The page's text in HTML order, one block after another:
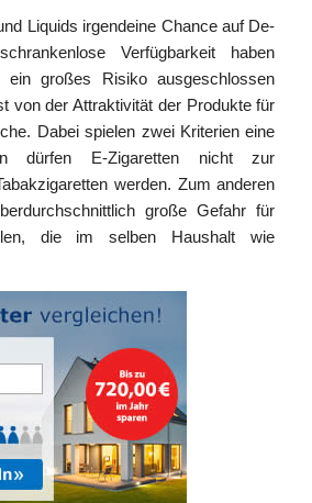
Liquids irgendeine Chance auf De-
Verfügbarkeit haben
großes Risiko ausgeschlossen
von der Attraktivität der Produkte für
Dabei spielen zwei Kriterien eine
dürfen E-Zigaretten nicht zur
werden. Zum anderen
große Gefahr für
die im selben Haushalt wie